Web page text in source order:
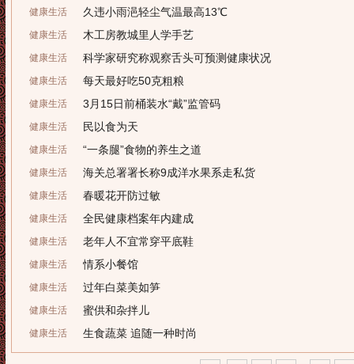
健康生活 久违小雨浥轻尘气温最高13℃
健康生活 木工房教城里人学手艺
健康生活 科学家研究称观察舌头可预测健康状况
健康生活 每天最好吃50克粗粮
健康生活 3月15日前桶装水“戴”监管码
健康生活 民以食为天
健康生活 “一条腿”食物的养生之道
健康生活 海关总署署长称9成洋水果系走私货
健康生活 春暖花开防过敏
健康生活 全民健康档案年内建成
健康生活 老年人不宜常穿平底鞋
健康生活 情系小餐馆
健康生活 过年白菜美如笋
健康生活 蜜供和杂拌儿
健康生活 生食蔬菜 追随一种时尚